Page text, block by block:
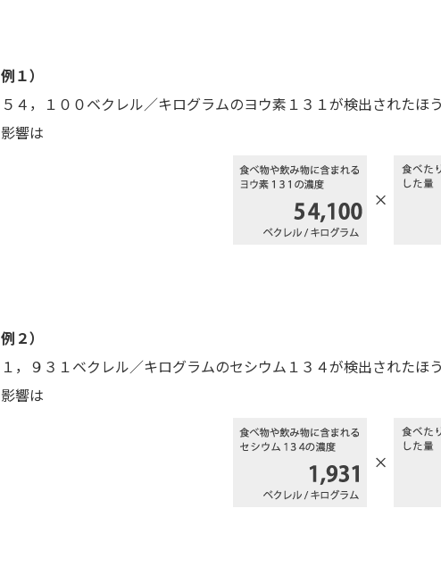
例１）
５４，１００ベクレル／キログラムのヨウ素１３１が検出された
影響は
例２）
１，９３１ベクレル／キログラムのセシウム１３４が検出された
影響は